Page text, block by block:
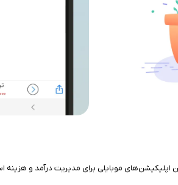
اپلیکیشن‌های موبایلی برای مدیریت درآمد و هزینه